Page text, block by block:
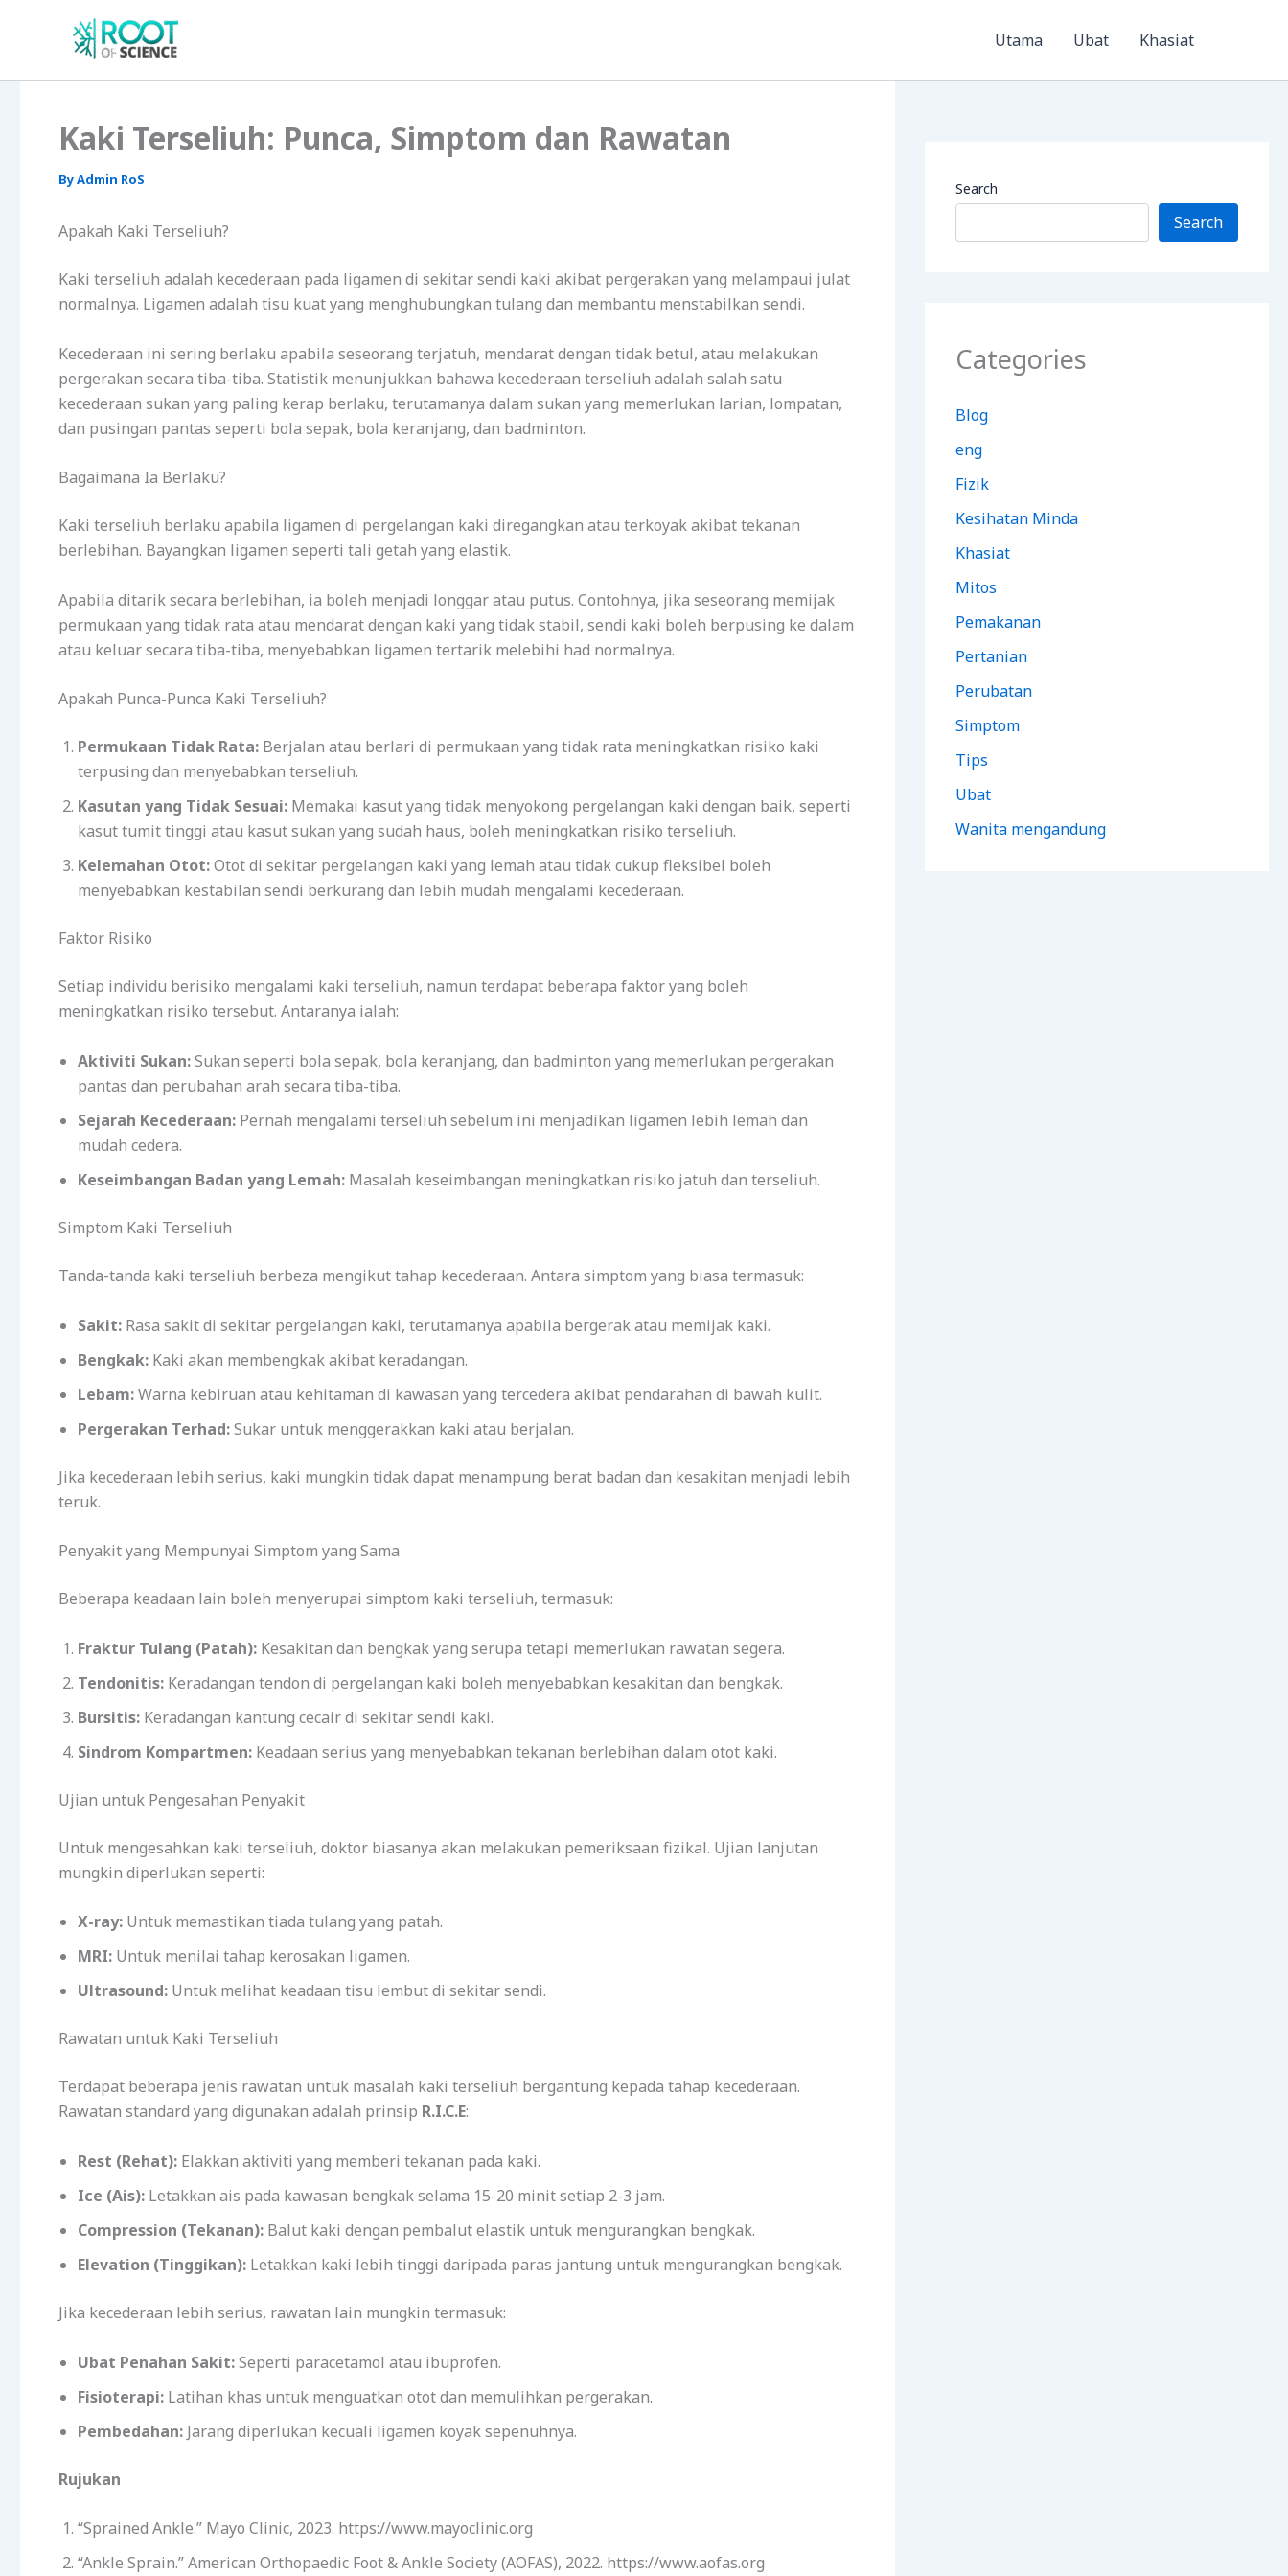
Utama Ubat Khasiat
Kaki Terseliuh: Punca, Simptom dan Rawatan
ByAdmin RoS
Apakah Kaki Terseliuh?
Kaki terseliuh adalah kecederaan pada ligamen di sekitar sendi kaki akibat pergerakan yang melampaui julat
normalnya. Ligamen adalah tisu kuat yang menghubungkan tulang dan membantu menstabilkan sendi.
Kecederaan ini sering berlaku apabila seseorang terjatuh, mendarat dengan tidak betul, atau melakukan
pergerakan secara tiba-tiba. Statistik menunjukkan bahawa kecederaan terseliuh adalah salah satu
kecederaan sukan yang paling kerap berlaku, terutamanya dalam sukan yang memerlukan larian, lompatan,
dan pusingan pantas seperti bola sepak, bola keranjang, dan badminton.
Bagaimana Ia Berlaku?
Kaki terseliuh berlaku apabila ligamen di pergelangan kaki diregangkan atau terkoyak akibat tekanan
berlebihan. Bayangkan ligamen seperti tali getah yang elastik.
Apabila ditarik secara berlebihan, ia boleh menjadi longgar atau putus. Contohnya, jika seseorang memijak
permukaan yang tidak rata atau mendarat dengan kaki yang tidak stabil, sendi kaki boleh berpusing ke dalam
atau keluar secara tiba-tiba, menyebabkan ligamen tertarik melebihi had normalnya.
Apakah Punca-Punca Kaki Terseliuh?
Permukaan Tidak Rata: Berjalan atau berlari di permukaan yang tidak rata meningkatkan risiko kaki
terpusing dan menyebabkan terseliuh.
Kasutan yang Tidak Sesuai: Memakai kasut yang tidak menyokong pergelangan kaki dengan baik, seperti
kasut tumit tinggi atau kasut sukan yang sudah haus, boleh meningkatkan risiko terseliuh.
Kelemahan Otot:Otot di sekitar pergelangan kaki yang lemah atau tidak cukup fleksibel boleh
menyebabkan kestabilan sendi berkurang dan lebih mudah mengalami kecederaan.
Faktor Risiko
Setiap individu berisiko mengalami kaki terseliuh, namun terdapat beberapa faktor yang boleh
meningkatkan risiko tersebut. Antaranya ialah:
Aktiviti Sukan:Sukan seperti bola sepak, bola keranjang, dan badminton yang memerlukan pergerakan
pantas dan perubahan arah secara tiba-tiba.
Sejarah Kecederaan: Pernah mengalami terseliuh sebelum ini menjadikan ligamen lebih lemah dan
mudah cedera.
Keseimbangan Badan yang Lemah: Masalah keseimbangan meningkatkan risiko jatuh dan terseliuh.
Simptom Kaki Terseliuh
Tanda-tanda kaki terseliuh berbeza mengikut tahap kecederaan. Antara simptom yang biasa termasuk:
Sakit: Rasa sakit di sekitar pergelangan kaki, terutamanya apabila bergerak atau memijak kaki.
Bengkak: Kaki akan membengkak akibat keradangan.
Lebam:Warna kebiruan atau kehitaman di kawasan yang tercedera akibat pendarahan di bawah kulit.
Pergerakan Terhad:Sukar untuk menggerakkan kaki atau berjalan.
Jika kecederaan lebih serius, kaki mungkin tidak dapat menampung berat badan dan kesakitan menjadi lebih
teruk.
Penyakit yang Mempunyai Simptom yang Sama
Beberapa keadaan lain boleh menyerupai simptom kaki terseliuh, termasuk:
Fraktur Tulang (Patah): Kesakitan dan bengkak yang serupa tetapi memerlukan rawatan segera.
Tendonitis: Keradangan tendon di pergelangan kaki boleh menyebabkan kesakitan dan bengkak.
Bursitis: Keradangan kantung cecair di sekitar sendi kaki.
Sindrom Kompartmen: Keadaan serius yang menyebabkan tekanan berlebihan dalam otot kaki.
Ujian untuk Pengesahan Penyakit
Untuk mengesahkan kaki terseliuh, doktor biasanya akan melakukan pemeriksaan fizikal. Ujian lanjutan
mungkin diperlukan seperti:
X-ray: Untuk memastikan tiada tulang yang patah.
MRI: Untuk menilai tahap kerosakan ligamen.
Ultrasound: Untuk melihat keadaan tisu lembut di sekitar sendi.
Rawatan untuk Kaki Terseliuh
Terdapat beberapa jenis rawatan untuk masalah kaki terseliuh bergantung kepada tahap kecederaan.
Rawatan standard yang digunakan adalah prinsip R.I.C.E:
Rest (Rehat): Elakkan aktiviti yang memberi tekanan pada kaki.
Ice (Ais): Letakkan ais pada kawasan bengkak selama 15-20 minit setiap 2-3 jam.
Compression (Tekanan): Balut kaki dengan pembalut elastik untuk mengurangkan bengkak.
Elevation (Tinggikan): Letakkan kaki lebih tinggi daripada paras jantung untuk mengurangkan bengkak.
Jika kecederaan lebih serius, rawatan lain mungkin termasuk:
Ubat Penahan Sakit:Seperti paracetamol atau ibuprofen.
Fisioterapi: Latihan khas untuk menguatkan otot dan memulihkan pergerakan.
Pembedahan: Jarang diperlukan kecuali ligamen koyak sepenuhnya.
Rujukan
“Sprained Ankle.” Mayo Clinic, 2023. https://www.mayoclinic.org
“Ankle Sprain.” American Orthopaedic Foot & Ankle Society (AOFAS), 2022. https://www.aofas.org
Search
Search
Categories
Blog
eng
Fizik
Kesihatan Minda
Khasiat
Mitos
Pemakanan
Pertanian
Perubatan
Simptom
Tips
Ubat
Wanita mengandung